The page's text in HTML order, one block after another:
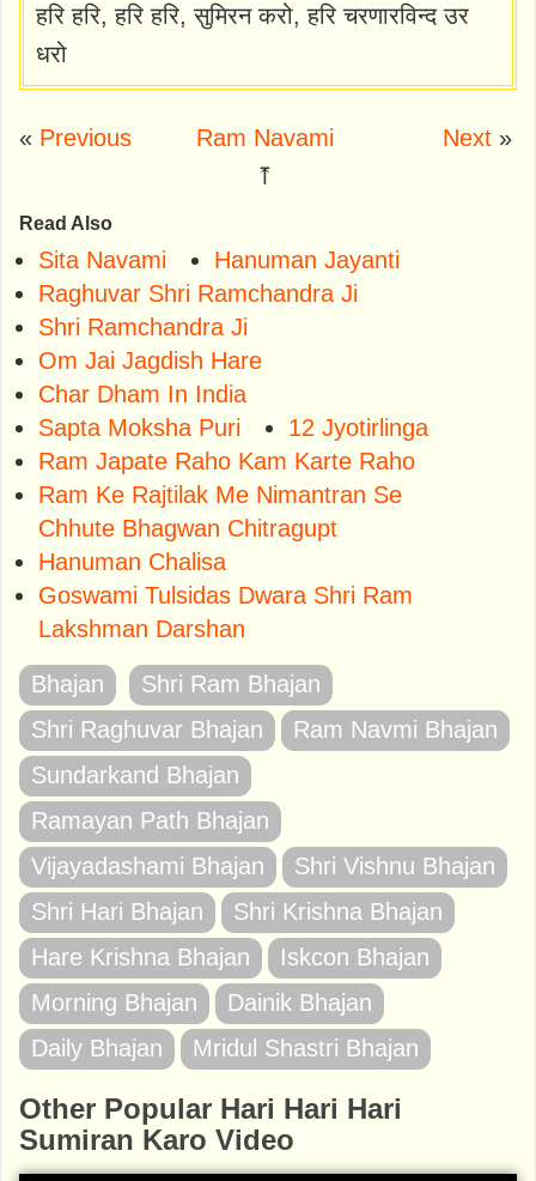
हरि हरि, हरि हरि, सुमिरन करो, हरि चरणारविन्द उर
धरो
« Previous
Ram Navami
⤒
Next»
Read Also
Sita Navami
Hanuman Jayanti
Raghuvar Shri Ramchandra Ji
Shri Ramchandra Ji
Om Jai Jagdish Hare
Char Dham In India
Sapta Moksha Puri
12 Jyotirlinga
Ram Japate Raho Kam Karte Raho
Ram Ke Rajtilak Me Nimantran Se
Chhute Bhagwan Chitragupt
Hanuman Chalisa
Goswami Tulsidas Dwara Shri Ram
Lakshman Darshan
Bhajan
Shri Ram Bhajan
Shri Raghuvar Bhajan
Ram Navmi Bhajan
Sundarkand Bhajan
Ramayan Path Bhajan
Vijayadashami Bhajan
Shri Vishnu Bhajan
Shri Hari Bhajan
Shri Krishna Bhajan
Hare Krishna Bhajan
Iskcon Bhajan
Morning Bhajan
Dainik Bhajan
Daily Bhajan
Mridul Shastri Bhajan
Other Popular Hari Hari Hari
Sumiran Karo Video